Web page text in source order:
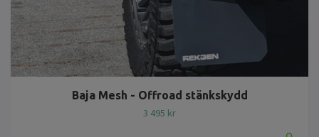
Baja Mesh - Offroad stänkskydd
3 495 kr